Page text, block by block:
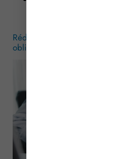
application de
Réduction d’impôt IR-PME
obligations déclaratives